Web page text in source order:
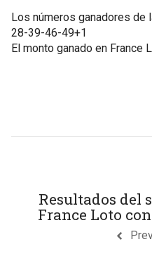
Los números ganadores de
28-39-46-49+1
El monto ganado en France
Resultados del
France Loto